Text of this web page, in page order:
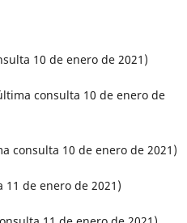
10 de enero de 2021)
consulta 10 de enero de
consulta 10 de enero de 2021)
de enero de 2021)